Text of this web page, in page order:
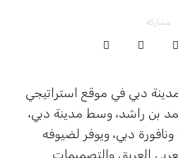
مشاركة
دبي في موقع استراتيجي
بن راشد، وسط مدينة دبي،
دبي، ويوفر لضيوفه
العريق والتصميمات